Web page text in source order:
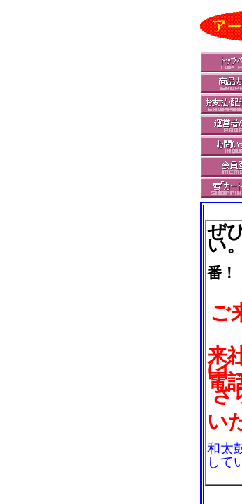
ぜ
い。
現
番！
ご
来
(イ
電
さ
い
和太
して